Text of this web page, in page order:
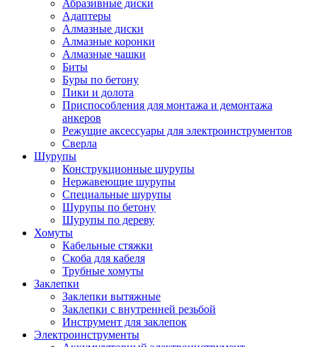
Абразивные диски
Адаптеры
Алмазные диски
Алмазные коронки
Алмазные чашки
Биты
Буры по бетону
Пики и долота
Приспособления для монтажа и демонтажа
анкеров
Режущие аксессуары для электроинструментов
Сверла
Шурупы
Конструкционные шурупы
Нержавеющие шурупы
Специальные шурупы
Шурупы по бетону
Шурупы по дереву
Хомуты
Кабельные стяжки
Скоба для кабеля
Трубные хомуты
Заклепки
Заклепки вытяжные
Заклепки с внутренней резьбой
Инструмент для заклепок
Электроинструменты